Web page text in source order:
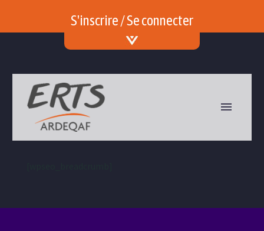
S'inscrire / Se connecter